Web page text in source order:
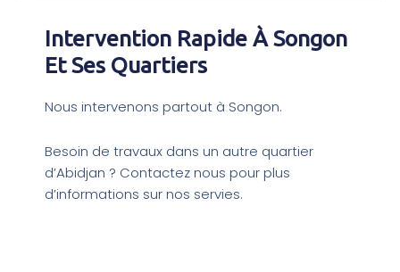
Intervention Rapide À Songon
Et Ses Quartiers
Nous intervenons partout à Songon.
Besoin de travaux dans un autre quartier
d’Abidjan ? Contactez nous pour plus
d’informations sur nos servies.